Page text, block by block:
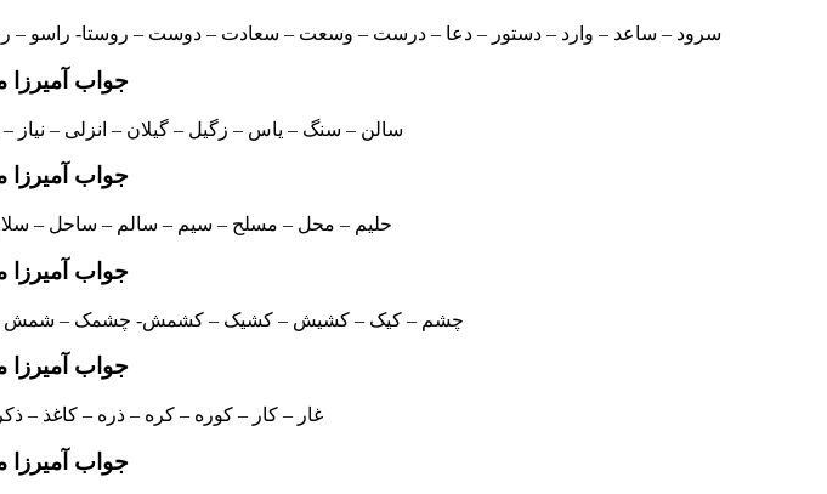
سرود – ساعد – وارد – دستور – دعا – درست – وسعت – سعادت – دوست – روستا-
جواب آمیرزا
سالن – سنگ – یاس – زگیل – گیلان – انزلی – نیاز
جواب آمیرزا
حلیم – محل – مسلح – سیم – سالم – ساحل –
جواب آمیرزا
چشم – کیک – کشیش – کشیک – کشمش- چشمک –
جواب آمیرزا
غار – کار – کوره – کره – ذره – کاغذ –
جواب آمیرزا